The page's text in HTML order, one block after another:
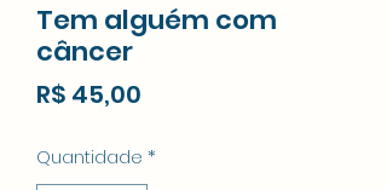
Tem alguém com
câncer
R$ 45,00
Quantidade *